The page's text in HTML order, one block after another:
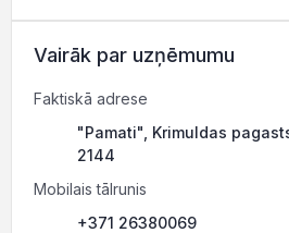
Vairāk par uzņēmumu
Faktiskā adrese
"Pamati", Krimuldas
2144
Mobilais tālrunis
+371 26380069